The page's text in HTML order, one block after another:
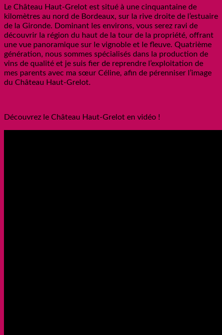
Le Château Haut-Grelot est situé à une cinquantaine de
kilomètres au nord de Bordeaux, sur la rive droite de l’estuaire
de la Gironde. Dominant les environs, vous serez ravi de
découvrir la région du haut de la tour de la propriété, offrant
une vue panoramique sur le vignoble et le fleuve. Quatrième
génération, nous sommes spécialisés dans la production de
vins de qualité et je suis fier de reprendre l’exploitation de
mes parents avec ma sœur Céline, afin de pérenniser l’image
du Château Haut-Grelot.
Découvrez le Château Haut-Grelot en vidéo !